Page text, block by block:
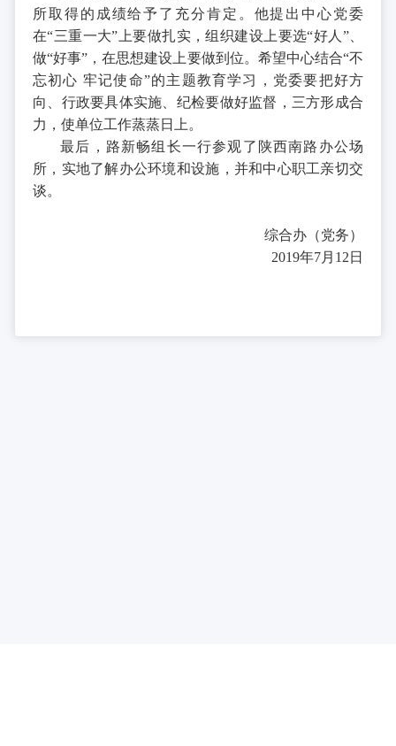
所取得的成绩给予了充分肯定。他提出中心党委
在“三重一大”上要做扎实，组织建设上要选“好人”、
做“好事”，在思想建设上要做到位。希望中心结合“不
忘初心 牢记使命”的主题教育学习，党委要把好方
向、行政要具体实施、纪检要做好监督，三方形成合
力，使单位工作蒸蒸日上。
最后，路新畅组长一行参观了陕西南路办公场
所，实地了解办公环境和设施，并和中心职工亲切交
谈。
综合办（党务）
2019年7月12日